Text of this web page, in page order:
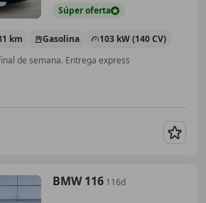
Súperoferta
km Gasolina
103 kW (140 CV)
de semana. Entrega express
BMW 116 116d